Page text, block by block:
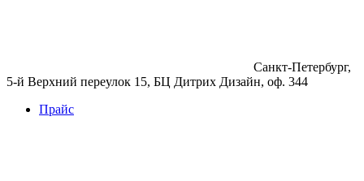
Санкт-Петербург,
5-й Верхний переулок 15, БЦ Дитрих Дизайн, оф. 344
Прайс